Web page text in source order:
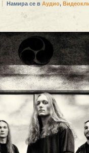
Намира се в Аудио,